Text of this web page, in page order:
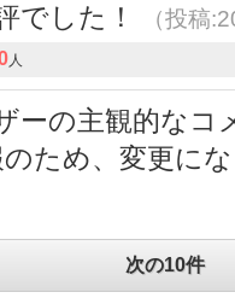
でした！
（投稿
人
ーの主観的なコ
ため、変更に
次の10件